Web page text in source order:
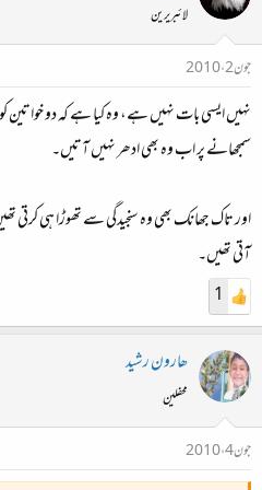
لائبریرین
جون 2، 2010
نہیں ایسی بات نہیں ہے، وہ کیا ہے کہ دو
سمجھانے پر اب وہ بھی ادھر نہیں آتیں۔
اور تاک جھانک بھی وہ سنجیدگی سے تھوڑا ہی
آتی تھیں۔
1
ھارون رشید
محفلین
جون 4، 2010